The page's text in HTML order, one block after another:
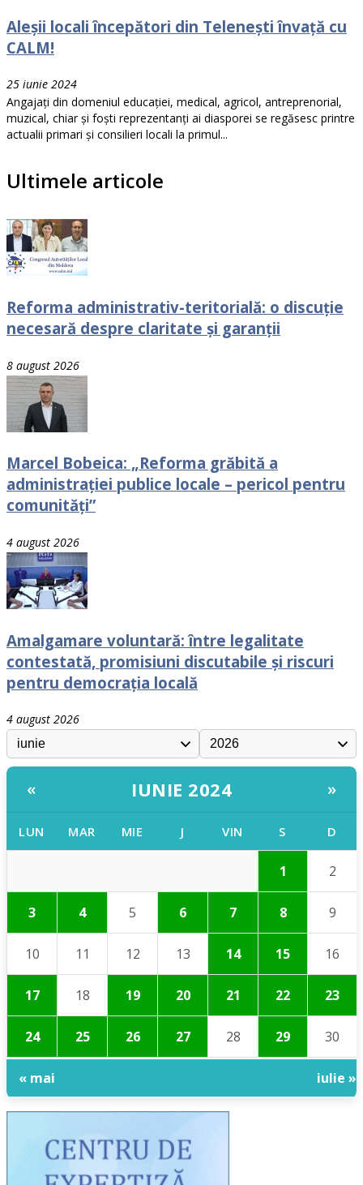
Aleșii locali începători din Telenești învață cu
CALM!
25 iunie 2024
Angajați din domeniul educației, medical, agricol, antreprenorial,
muzical, chiar și foști reprezentanți ai diasporei se regăsesc printre
actualii primari și consilieri locali la primul...
Ultimele articole
Reforma administrativ-teritorială: o discuție
necesară despre claritate și garanții
8 august 2026
Marcel Bobeica: „Reforma grăbită a
administrației publice locale – pericol pentru
comunități”
4 august 2026
Amalgamare voluntară: între legalitate
contestată, promisiuni discutabile și riscuri
pentru democrația locală
4 august 2026
« IUNIE 2024 »
LUN MAR MIE J VIN S D
1 2
3 4 5 6 7 8 9
10 11 12 13 14 15 16
17 18 19 20 21 22 23
24 25 26 27 28 29 30
« mai iulie »